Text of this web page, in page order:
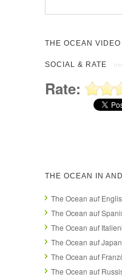
THE OCEAN VIDEO
SOCIAL & RATE
Rate:
THE OCEAN IN
The Ocean auf
The Ocean auf
The Ocean auf
The Ocean auf
The Ocean auf
The Ocean auf